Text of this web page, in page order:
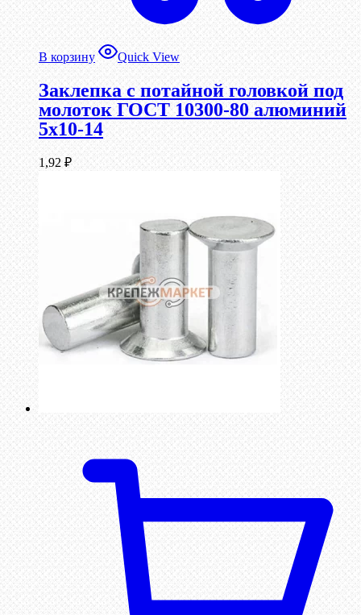
В корзину Quick View
Заклепка с потайной головкой под
молоток ГОСТ 10300-80 алюминий
5х10-14
1,92 ₽